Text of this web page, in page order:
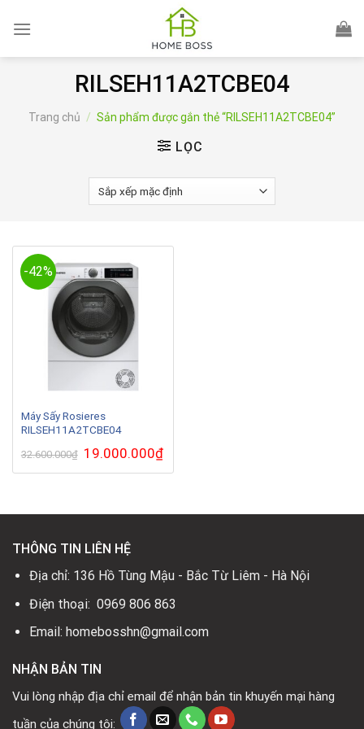
RILSEH11A2TCBE04
Trang chủ / Sản phẩm được gắn thẻ “RILSEH11A2TCBE04”
LỌC
-42%
Máy Sấy Rosieres
RILSEH11A2TCBE04
32.600.000₫ Giá
gốc
là:
19.000.000₫Giá
hiện
tại
THÔNG TIN LIÊN HỆ
Địa chỉ: 136 Hồ Tùng Mậu - Bắc Từ Liêm - Hà Nội
Điện thoại: 0969 806 863
Email: homebosshn@gmail.com
NHẬN BẢN TIN
Vui lòng nhập địa chỉ email để nhận bản tin khuyến mại hàng
tuần của chúng tôi: